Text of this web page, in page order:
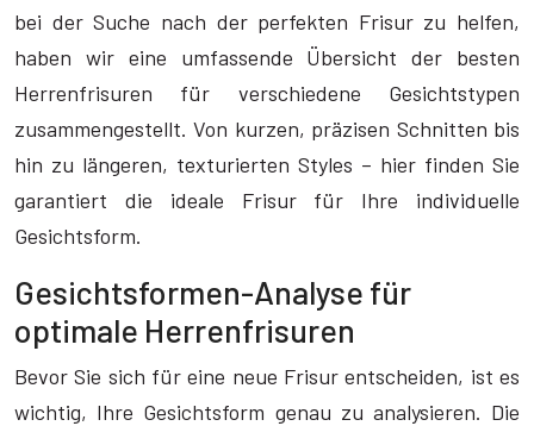
bei der Suche nach der perfekten Frisur zu helfen,
haben wir eine umfassende Übersicht der besten
Herrenfrisuren für verschiedene Gesichtstypen
zusammengestellt. Von kurzen, präzisen Schnitten bis
hin zu längeren, texturierten Styles – hier finden Sie
garantiert die ideale Frisur für Ihre individuelle
Gesichtsform.
Gesichtsformen-Analyse für
optimale Herrenfrisuren
Bevor Sie sich für eine neue Frisur entscheiden, ist es
wichtig, Ihre Gesichtsform genau zu analysieren. Die